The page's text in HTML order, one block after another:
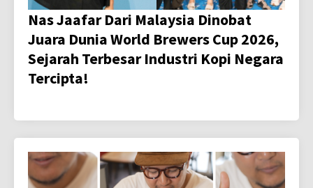
Nas Jaafar Dari Malaysia Dinobat
Juara Dunia World Brewers Cup 2026,
Sejarah Terbesar Industri Kopi Negara
Tercipta!